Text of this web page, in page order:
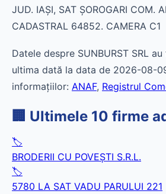
JUD. IAŞI, SAT ŞOROGARI COM.
CADASTRAL 64852. CAMERA C1
Datele despre SUNBURST SRL
ultima dată la data de 2026-08-
informațiilor: ANAF, Registrul
🏢 Ultimele 10 firme
🏷️
BRODERII CU POVEŞTI S.R.L.
🏷️
5780 LA SAT VADU PARULUI 221